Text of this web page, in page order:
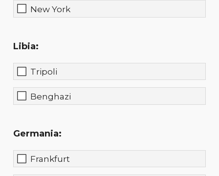
New York
Libia:
Tripoli
Benghazi
Germania:
Frankfurt